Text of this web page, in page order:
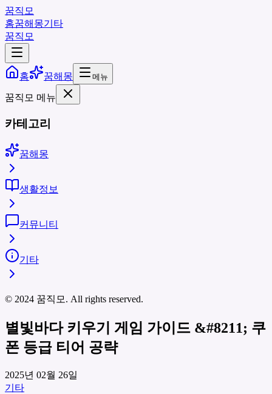
꿈직모
홈꿈해몽기타
꿈직모
홈 꿈해몽 메뉴
꿈직모 메뉴
카테고리
꿈해몽
생활정보
커뮤니티
기타
© 2024 꿈직모. All rights reserved.
별빛바다 키우기 게임 가이드 &#8211; 쿠
폰 등급 티어 공략
2025년 02월 26일
기타